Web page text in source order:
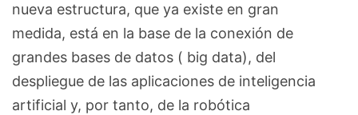
nueva estructura, que ya existe en gran
medida, está en la base de la co­nexión de
grandes bases de datos ( big ­data), del
despliegue de las aplicaciones de inteligencia
artificial y, por tanto, de la robótica